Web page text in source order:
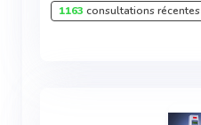
1163 consultations récentes